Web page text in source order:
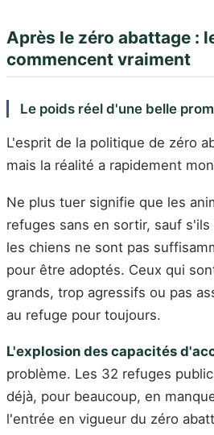
Après le zéro abattage :
commencent vraiment
Le poids réel d'une belle
L'esprit de la politique de zéro
mais la réalité a rapidement
Ne plus tuer signifie que les
refuges sans en sortir, sauf
les chiens ne sont pas
pour être adoptés. Ceux qui
grands, trop agressifs ou pas
au refuge pour toujours.
L'explosion des capacités
problème. Les 32 refuges
déjà, pour beaucoup, en
l'entrée en vigueur du zéro